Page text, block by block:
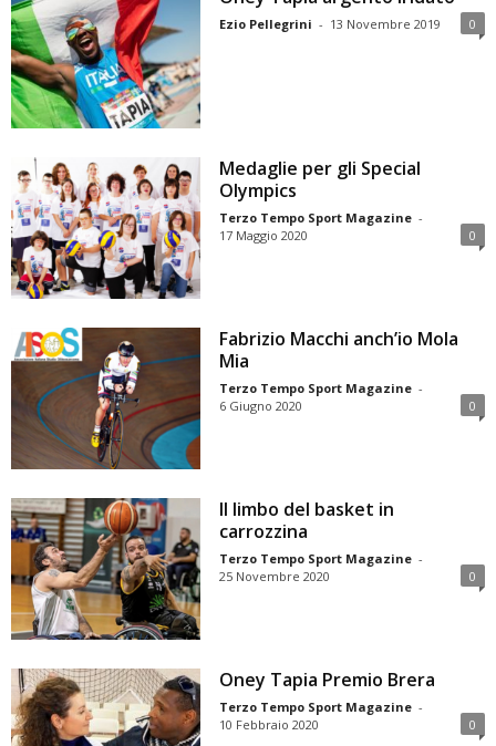
Ezio Pellegrini - 13 Novembre 2019 0
Medaglie per gli Special
Olympics
Terzo Tempo Sport Magazine -
17 Maggio 2020
0
Fabrizio Macchi anch’io Mola
Mia
Terzo Tempo Sport Magazine -
6 Giugno 2020
0
Il limbo del basket in
carrozzina
Terzo Tempo Sport Magazine -
25 Novembre 2020
0
Oney Tapia Premio Brera
Terzo Tempo Sport Magazine -
10 Febbraio 2020
0